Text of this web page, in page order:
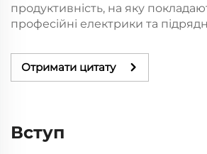
продуктивність, на яку
професійні електрики та
Отримати цитату
Вступ